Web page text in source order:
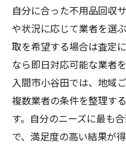
自分に合った不用品回収
や状況に応じて業者を選
取を希望する場合は査定
なら即日対応可能な業者
入間市小谷田では、地域
複数業者の条件を整理す
す。自分のニーズに最も
で、満足度の高い結果が得